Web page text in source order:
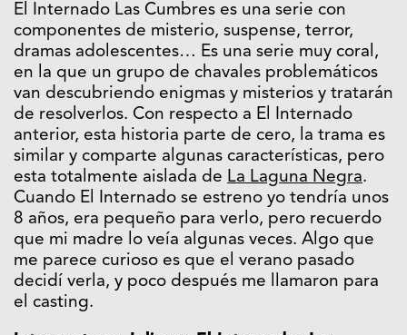
El Internado Las Cumbres es una serie con
componentes de misterio, suspense, terror,
dramas adolescentes… Es una serie muy coral,
en la que un grupo de chavales problemáticos
van descubriendo enigmas y misterios y tratarán
de resolverlos. Con respecto a El Internado
anterior, esta historia parte de cero, la trama es
similar y comparte algunas características, pero
esta totalmente aislada de La Laguna Negra.
Cuando El Internado se estreno yo tendría unos
8 años, era pequeño para verlo, pero recuerdo
que mi madre lo veía algunas veces. Algo que
me parece curioso es que el verano pasado
decidí verla, y poco después me llamaron para
el casting.